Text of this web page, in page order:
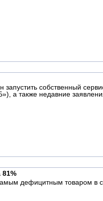
собственный
также недавние
дефицитным товаром в